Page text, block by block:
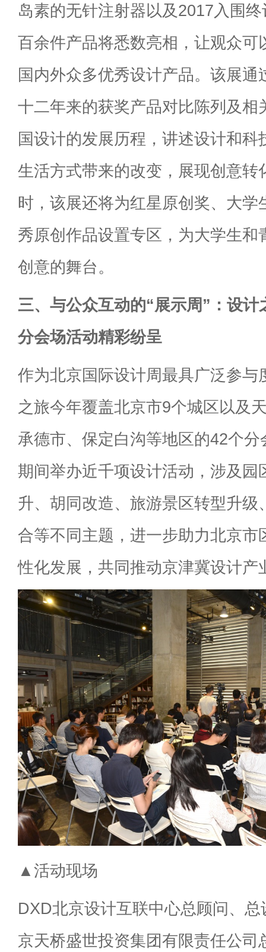
岛素的无针注射器以及2017入围
百余件产品将悉数亮相，让观众可
国内外众多优秀设计产品。该展通
十二年来的获奖产品对比陈列及相
国设计的发展历程，讲述设计和科
生活方式带来的改变，展现创意转
时，该展还将为红星原创奖、大学
秀原创作品设置专区，为大学生和
创意的舞台。
三、与公众互动的“展示周”：设计
分会场活动精彩纷呈
作为北京国际设计周最具广泛参与
之旅今年覆盖北京市9个城区以及
承德市、保定白沟等地区的42个
期间举办近千项设计活动，涉及园
升、胡同改造、旅游景区转型升级
合等不同主题，进一步助力北京市
性化发展，共同推动京津冀设计产
▲活动现场
DXD北京设计互联中心总顾问、
京天桥盛世投资集团有限责任公司